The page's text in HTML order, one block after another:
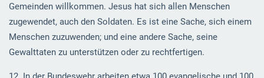
Gemeinden willkommen. Jesus hat sich allen Menschen
zugewendet, auch den Soldaten. Es ist eine Sache, sich einem
Menschen zuzuwenden; und eine andere Sache, seine
Gewalttaten zu unterstützen oder zu rechtfertigen.